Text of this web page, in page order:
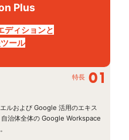
Plus
ディションと
ール
特長 01
ルおよび Google 活用のエキス
治体全体の Google Workspace